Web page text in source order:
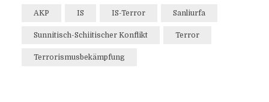
AKP IS IS-Terror Sanliurfa
Sunnitisch-Schiitischer Konflikt Terror
Terrorismusbekämpfung